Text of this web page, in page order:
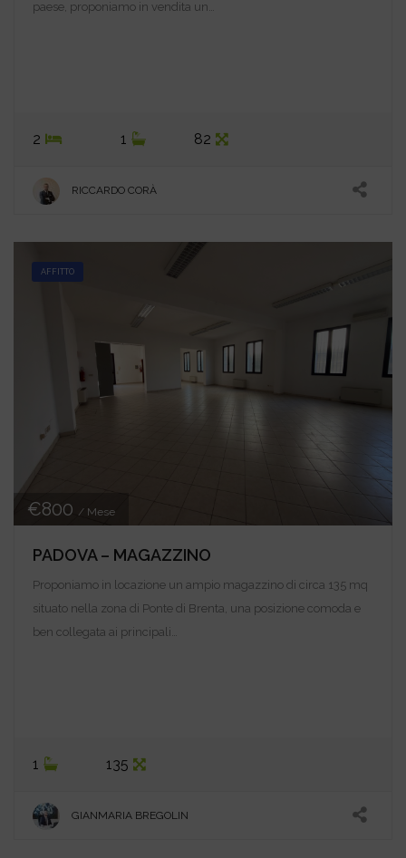
paese, proponiamo in vendita un…
2 1 82
RICCARDO CORÀ
AFFITTO
€800 / Mese
PADOVA – MAGAZZINO
Proponiamo in locazione un ampio magazzino di circa 135 mq
situato nella zona di Ponte di Brenta, una posizione comoda e
ben collegata ai principali…
1 135
GIANMARIA BREGOLIN